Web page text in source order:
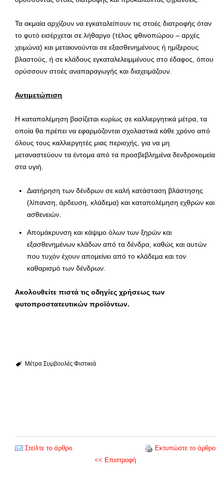
Τα ακμαία αρχίζουν να εγκαταλείπουν τις στοές διατροφής όταν
το φυτό εισέρχεται σε λήθαργο (τέλος φθινοπώρου – αρχές
χειμώνα) και μετακινούνται σε εξασθενημένους ή ημίξερους
βλαστούς, ή σε κλάδους εγκαταλελειμμένους στο έδαφος, όπου
ορύσσουν στοές αναπαραγωγής και διαχειμάζουν.
Αντιμετώπιση
Η καταπολέμηση βασίζεται κυρίως σε καλλιεργητικά μέτρα, τα
οποία θα πρέπει να εφαρμόζονται σχολαστικά κάθε χρόνο από
όλους τους καλλιεργητές μιας περιοχής, για να μη
μεταναστεύουν τα έντομα από τα προσβεβλημένα δενδροκομεία
στα υγιή.
Διατήρηση των δένδρων σε καλή κατάσταση βλάστησης
(λίπανση, άρδευση, κλάδεμα) και καταπολέμηση εχθρών και
ασθενειών.
Απομάκρυνση και κάψιμο όλων των ξηρών και
εξασθενημένων κλάδων από τα δένδρα, καθώς και αυτών
που τυχόν έχουν απομείνει από το κλάδεμα και τον
καθαρισμό των δένδρων.
Ακολουθείτε πιστά τις οδηγίες χρήσεως των
φυτοπροστατευτικών προϊόντων.
Μέτρα Συμβουλές Φιστικιά
Στείλτε το άρθρο
Εκτυπώστε το άρθρο
<< Επιστροφή